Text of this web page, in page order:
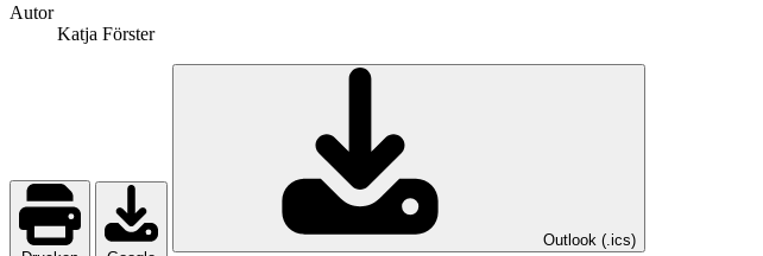
Autor
Katja Förster
Outlook (.ics)